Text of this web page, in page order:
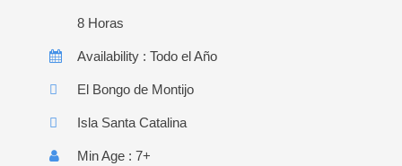
8 Horas
Availability : Todo el Año
El Bongo de Montijo
Isla Santa Catalina
Min Age : 7+